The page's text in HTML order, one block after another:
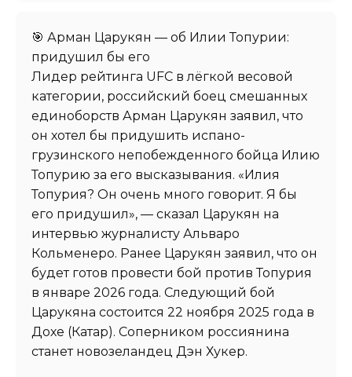
🎯 Арман Царукян — об Илии Топурии:
придушил бы его
Лидер рейтинга UFC в лёгкой весовой
категории, российский боец смешанных
единоборств Арман Царукян заявил, что
он хотел бы придушить испано-
грузинского непобежденного бойца Илию
Топурию за его высказывания. «Илия
Топурия? Он очень много говорит. Я бы
его придушил», — сказал Царукян на
интервью журналисту Альваро
Кольменеро. Ранее Царукян заявил, что он
будет готов провести бой против Топурия
в январе 2026 года. Следующий бой
Царукяна состоится 22 ноября 2025 года в
Дохе (Катар). Соперником россиянина
станет новозеландец Дэн Хукер.